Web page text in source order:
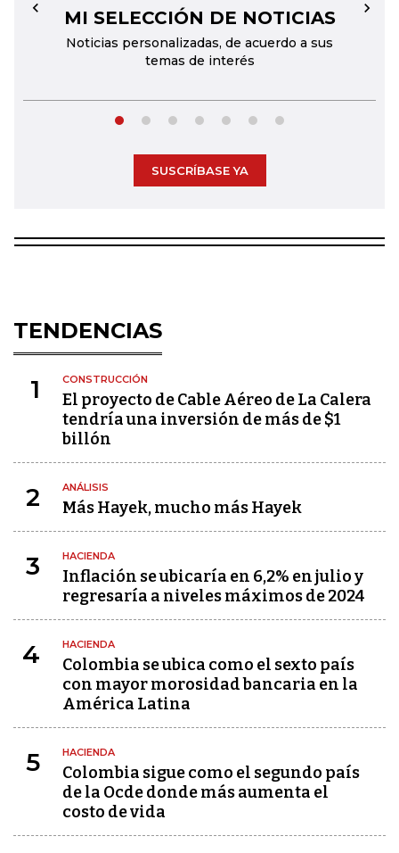
MI SELECCIÓN DE NOTICIAS
Noticias personalizadas, de acuerdo a sus
temas de interés
← →
SUSCRÍBASE YA
TENDENCIAS
1 CONSTRUCCIÓN
El proyecto de Cable Aéreo de La Calera
tendría una inversión de más de $1
billón
2 ANÁLISIS
Más Hayek, mucho más Hayek
3 HACIENDA
Inflación se ubicaría en 6,2% en julio y
regresaría a niveles máximos de 2024
4 HACIENDA
Colombia se ubica como el sexto país
con mayor morosidad bancaria en la
América Latina
5 HACIENDA
Colombia sigue como el segundo país
de la Ocde donde más aumenta el
costo de vida